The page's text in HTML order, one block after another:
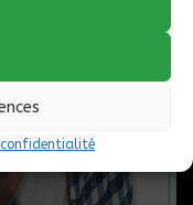
confidentialité
? Laissez-nous
plus de 5000
!
:
(Qc) J4G